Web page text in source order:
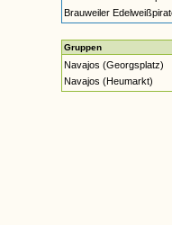
Brauweiler
Gruppen
Navajos (Georgsplatz)
Navajos (Heumarkt)